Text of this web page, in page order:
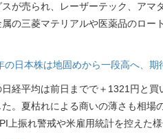
スが売られ、レーザーテック、ア
の三菱マテリアルや医薬品のロー
の日本株は地固めから一段高へ、
経平均は前日までで＋1321円と
た。夏枯れによる商いの薄さも相
上振れ警戒や米雇用統計を控えた